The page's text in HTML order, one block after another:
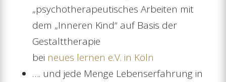
„psychotherapeutisches Arbeiten mit
dem „Inneren Kind“ auf Basis der
Gestalttherapie
bei neues lernen e.V. in Köln
…. und jede Menge Lebenserfahrung in